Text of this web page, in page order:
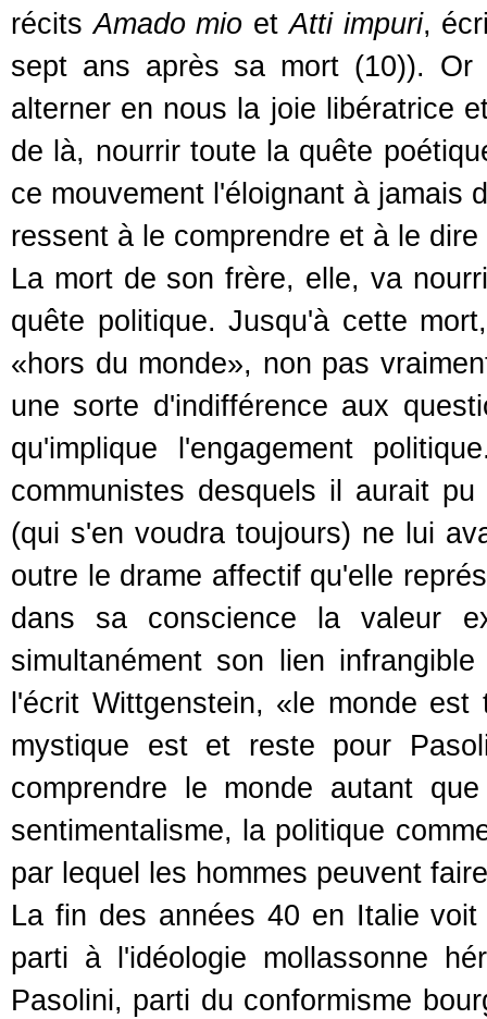
récitsAmado mio etAtti impuri,
sept ans après sa mort (10)).
alterner en nous la joie libératrice
de là, nourrir toute la quête
ce mouvement l'éloignant à jamais
ressent à le comprendre et à le
La mort de son frère, elle, va
quête politique. Jusqu'à cette
«hors du monde», non pas
une sorte d'indifférence aux
qu'implique l'engagement
communistes desquels il aurait
(qui s'en voudra toujours) ne lui
outre le drame affectif qu'elle
dans sa conscience la valeur
simultanément son lien
l'écrit Wittgenstein, «le monde
mystique est et reste pour
comprendre le monde autant
sentimentalisme, la politique
par lequel les hommes peuvent
La fin des années 40 en Italie
parti à l'idéologie mollassonne
Pasolini, parti du conformisme